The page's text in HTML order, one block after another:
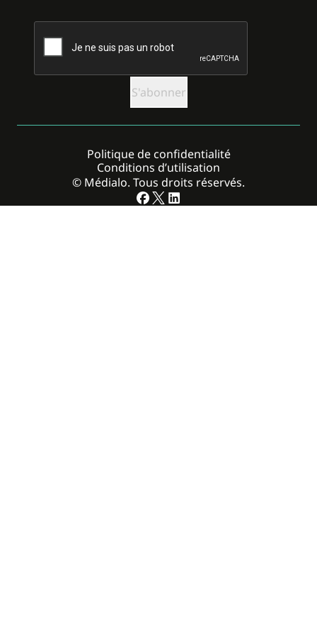
© Médialo. Tous droits réservés.
Politique de confidentialité
Conditions d’utilisation